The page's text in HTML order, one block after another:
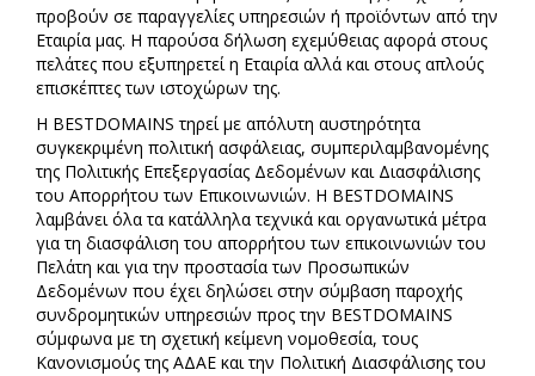
προβούν σε παραγγελίες υπηρεσιών ή προϊόντων από την
Εταιρία μας. Η παρούσα δήλωση εχεμύθειας αφορά στους
πελάτες που εξυπηρετεί η Εταιρία αλλά και στους απλούς
επισκέπτες των ιστοχώρων της.
Η BESTDOMAINS τηρεί με απόλυτη αυστηρότητα
συγκεκριμένη πολιτική ασφάλειας, συμπεριλαμβανομένης
της Πολιτικής Επεξεργασίας Δεδομένων και Διασφάλισης
του Απορρήτου των Επικοινωνιών. Η BESTDOMAINS
λαμβάνει όλα τα κατάλληλα τεχνικά και οργανωτικά μέτρα
για τη διασφάλιση του απορρήτου των επικοινωνιών του
Πελάτη και για την προστασία των Προσωπικών
Δεδομένων που έχει δηλώσει στην σύμβαση παροχής
συνδρομητικών υπηρεσιών προς την BESTDOMAINS
σύμφωνα με τη σχετική κείμενη νομοθεσία, τους
Κανονισμούς της ΑΔΑΕ και την Πολιτική Διασφάλισης του